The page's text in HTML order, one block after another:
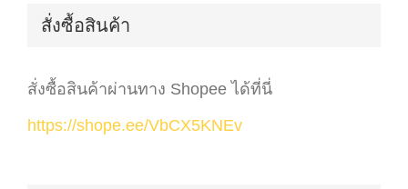
สั่งซื้อสินค้า
สั่งซื้อสินค้าผ่านทาง Shopee ได้ที่นี่
https://shope.ee/VbCX5KNEv